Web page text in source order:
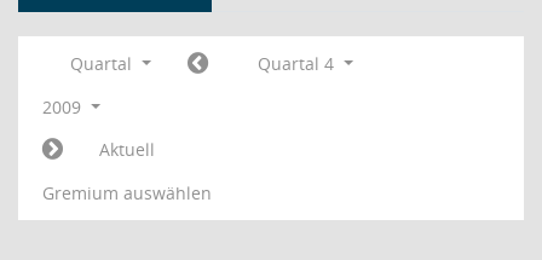
Quartal
Quartal 4
2009
Aktuell
Gremium auswählen